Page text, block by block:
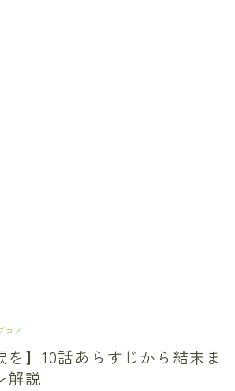
コメ
を】10話あらすじから結末ま
解説